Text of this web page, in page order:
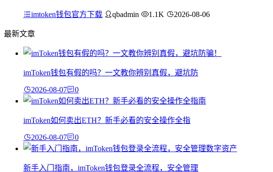
imtoken钱包官方下载 qbadmin 1.1K 2026-08-06
最新文章
imToken钱包有假的吗？一文教你辨别真假，避坑防
2026-08-07 0
imToken如何卖出ETH？新手必看的安全操作全指
2026-08-07 0
新手入门指南，imToken钱包登录全流程，安全管理